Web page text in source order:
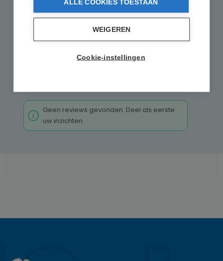
Deel uw ervaringen met andere klanten.
Schrijf een review
Geen reviews gevonden. Deel als eerste
uw inzichten.
WEIGEREN
Cookie-instellingen